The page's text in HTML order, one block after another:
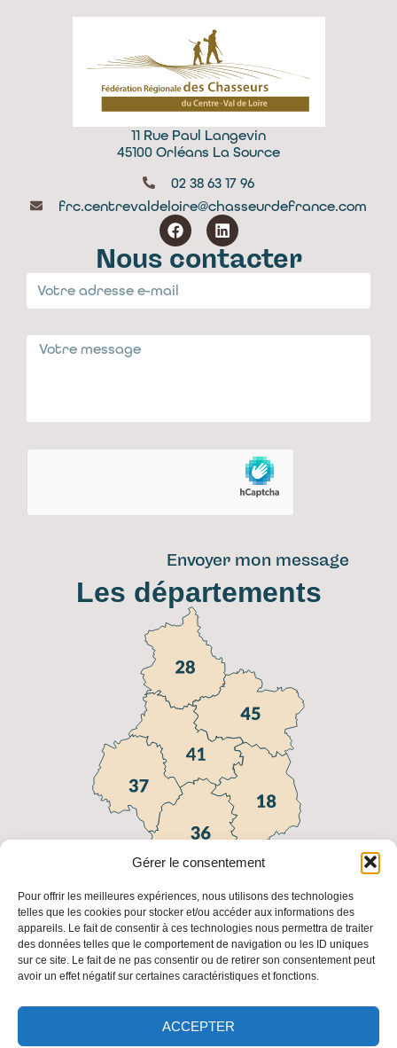
Gérer le consentement
Pour offrir les meilleures expériences, nous utilisons des technologies
telles que les cookies pour stocker et/ou accéder aux informations des
appareils. Le fait de consentir à ces technologies nous permettra de traiter
des données telles que le comportement de navigation ou les ID uniques
sur ce site. Le fait de ne pas consentir ou de retirer son consentement peut
avoir un effet négatif sur certaines caractéristiques et fonctions.
ACCEPTER
11 Rue Paul Langevin
45100 Orléans La Source
02 38 63 17 96
frc.centrevaldeloire@chasseurdefrance.com
Nous contacter
Envoyer mon message
Les départements
Liens utiles
FAQ Fédération
Régionale
Fédération
Nationale
Les
adresses